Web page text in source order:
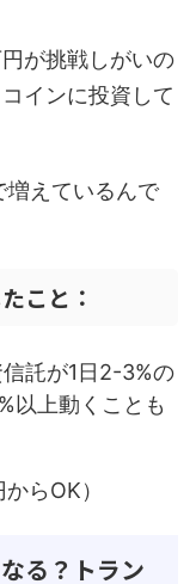
が挑戦しがいの
インに投資して
増えているんで
こと：
託が1日2-3%の
以上動くことも
らOK）
る？トラン